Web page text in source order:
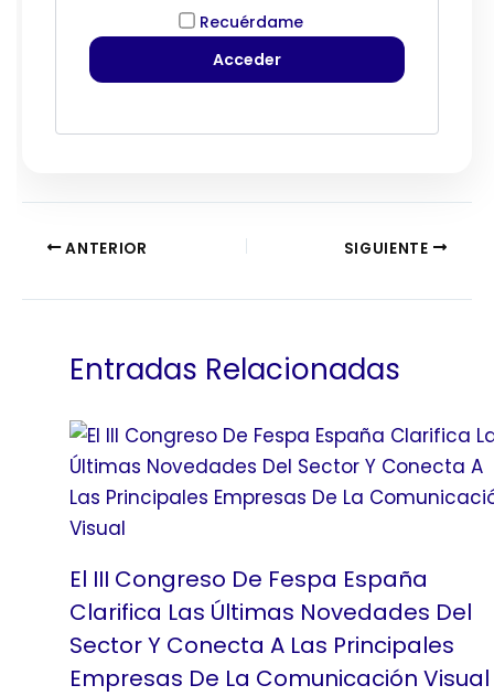
Recuérdame
ANTERIOR SIGUIENTE
Entradas Relacionadas
El III Congreso De Fespa España
Clarifica Las Últimas Novedades Del
Sector Y Conecta A Las Principales
Empresas De La Comunicación Visual